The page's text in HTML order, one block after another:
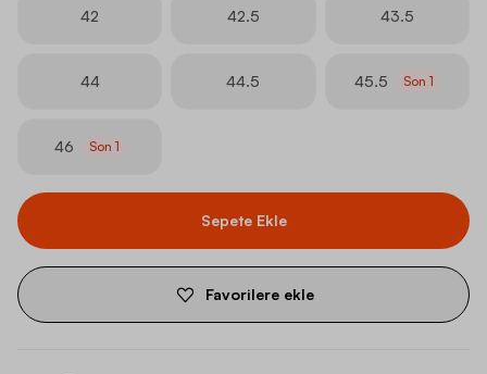
42 42.5 43.5
44 44.5 45.5 Son 1
46 Son 1
Sepete Ekle
Favorilere ekle